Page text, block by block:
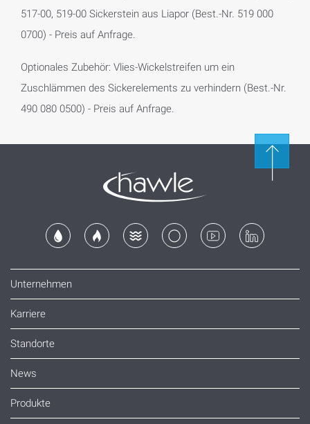
517-00, 519-00 Sickerstein aus Liapor (Best.-Nr. 519 000
0700) - Preis auf Anfrage.
Optionales Zubehör: Vlies-Wickelstreifen um ein
Zuschlämmen des Sickerelements zu verhindern (Best.-Nr.
490 080 0500) - Preis auf Anfrage.
Unternehmen
Karriere
Standorte
News
Produkte